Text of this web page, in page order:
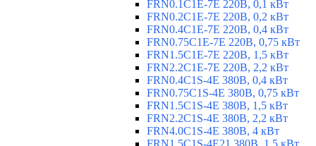
FRN0.1C1E-7E 220В, 0,1 кВт
FRN0.2C1E-7E 220В, 0,2 кВт
FRN0.4C1E-7E 220В, 0,4 кВт
FRN0.75C1E-7E 220В, 0,75 кВт
FRN1.5C1E-7E 220В, 1,5 кВт
FRN2.2C1E-7E 220В, 2,2 кВт
FRN0.4C1S-4E 380В, 0,4 кВт
FRN0.75C1S-4E 380В, 0,75 кВт
FRN1.5C1S-4E 380В, 1,5 кВт
FRN2.2C1S-4E 380В, 2,2 кВт
FRN4.0C1S-4E 380В, 4 кВт